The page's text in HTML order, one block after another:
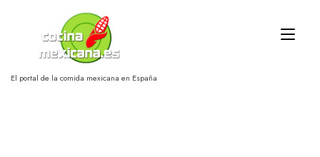
contenido
El portal de la comida mexicana en España